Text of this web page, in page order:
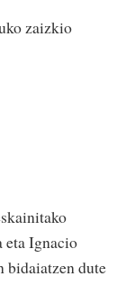
zaizkio
eta Ignacio
bidaiatzen dute